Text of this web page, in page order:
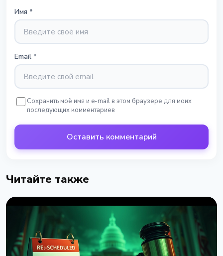
Имя *
Email *
Сохранить моё имя и e-mail в этом браузере для моих
последующих комментариев
Оставить комментарий
Читайте также